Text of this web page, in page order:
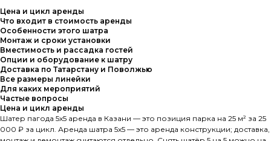
Цена и цикл аренды
Что входит в стоимость аренды
Особенности этого шатра
Монтаж и сроки установки
Вместимость и рассадка гостей
Опции и оборудование к шатру
Доставка по Татарстану и Поволжью
Все размеры линейки
Для каких мероприятий
Частые вопросы
Цена и цикл аренды
Шатер пагода 5х5 аренда в Казани — это позиция парка на 25 м² за 25
000 ₽ за цикл. Аренда шатра 5х5 — это аренда конструкции; доставка,